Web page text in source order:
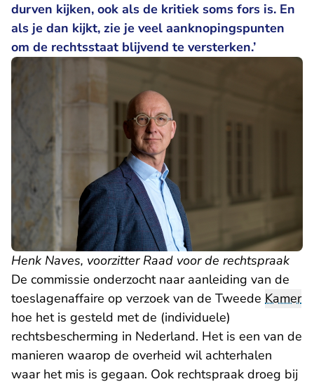
durven kijken, ook als de kritiek soms fors is. En
als je dan kijkt, zie je veel aanknopingspunten
om de rechtsstaat blijvend te versterken.’
Henk Naves, voorzitter Raad voor de rechtspraak
De commissie onderzocht naar aanleiding van de
toeslagenaffaire op verzoek van de Tweede Kamer
hoe het is gesteld met de (individuele)
rechtsbescherming in Nederland. Het is een van de
manieren waarop de overheid wil achterhalen
waar het mis is gegaan. Ook rechtspraak droeg bij